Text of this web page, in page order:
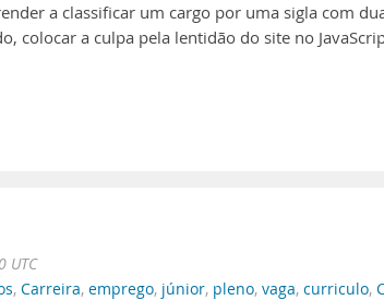
a classificar um cargo por uma sigla com
colocar a culpa pela lentidão do site no
UTC
, Carreira, emprego, júnior, pleno, vaga, curriculo,